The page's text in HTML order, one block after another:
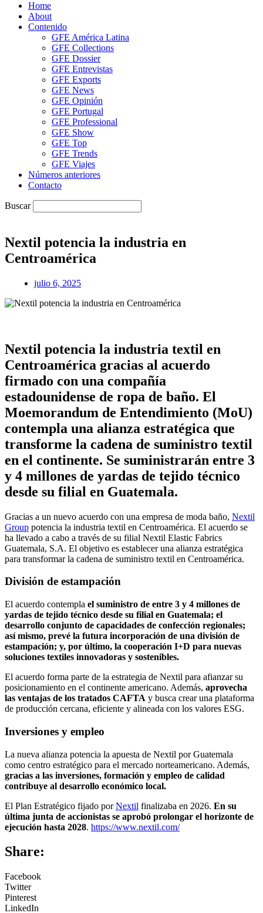
Home
About
Contenido
GFE América Latina
GFE Collections
GFE Dossier
GFE Entrevistas
GFE Exports
GFE News
GFE Opinión
GFE Portugal
GFE Professional
GFE Show
GFE Top
GFE Trends
GFE Viajes
Números anteriores
Contacto
Buscar
Nextil potencia la industria en
Centroamérica
julio 6, 2025
Nextil potencia la industria textil en
Centroamérica gracias al acuerdo
firmado con una compañía
estadounidense de ropa de baño. El
Moemorandum de Entendimiento (MoU)
contempla una alianza estratégica que
transforme la cadena de suministro textil
en el continente. Se suministrarán entre 3
y 4 millones de yardas de tejido técnico
desde su filial en Guatemala.
Gracias a un nuevo acuerdo con una empresa de moda baño, Nextil
Group potencia la industria textil en Centroamérica. El acuerdo se
ha llevado a cabo a través de su filial Nextil Elastic Fabrics
Guatemala, S.A. El objetivo es establecer una alianza estratégica
para transformar la cadena de suministro textil en Centroamérica.
División de estampación
El acuerdo contempla el suministro de entre 3 y 4 millones de
yardas de tejido técnico desde su filial en Guatemala; el
desarrollo conjunto de capacidades de confección regionales;
así mismo, prevé la futura incorporación de una división de
estampación; y, por último, la cooperación I+D para nuevas
soluciones textiles innovadoras y sostenibles.
El acuerdo forma parte de la estrategia de Nextil para afianzar su
posicionamiento en el continente americano. Además, aprovecha
las ventajas de los tratados CAFTA y busca crear una plataforma
de producción cercana, eficiente y alineada con los valores ESG.
Inversiones y empleo
La nueva alianza potencia la apuesta de Nextil por Guatemala
como centro estratégico para el mercado norteamericano. Además,
gracias a las inversiones, formación y empleo de calidad
contribuye al desarrollo económico local.
El Plan Estratégico fijado porNextil finalizaba en 2026. En su
última junta de accionistas se aprobó prolongar el horizonte de
ejecución hasta 2028. https://www.nextil.com/
Share:
Facebook
Twitter
Pinterest
LinkedIn